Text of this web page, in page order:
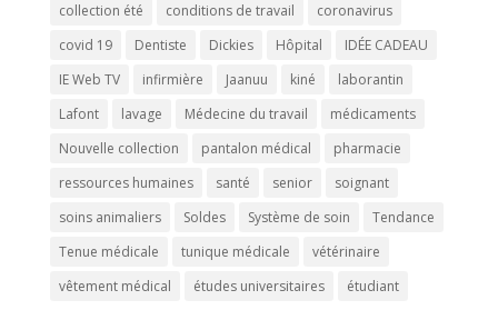
collection été
conditions de travail
coronavirus
covid 19
Dentiste Dickies Hôpital
IDÉE CADEAU
IE Web TV
infirmière Jaanuu kiné
laborantin
Lafont
lavage Médecine du travail
médicaments
Nouvelle collection
pantalon médical
pharmacie
ressources humaines
santé senior
soignant
soins animaliers
Soldes Système de soin
Tendance
Tenue médicale
tunique médicale
vétérinaire
vêtement médical
études universitaires étudiant